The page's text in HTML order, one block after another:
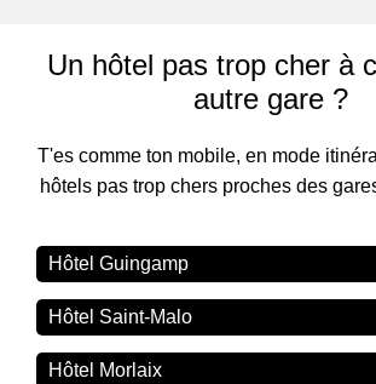
Un hôtel pas trop cher à
autre gare ?
T'es comme ton mobile, en mode
hôtels pas trop chers proches des
Hôtel Guingamp
Hôtel Saint-Malo
Hôtel Morlaix